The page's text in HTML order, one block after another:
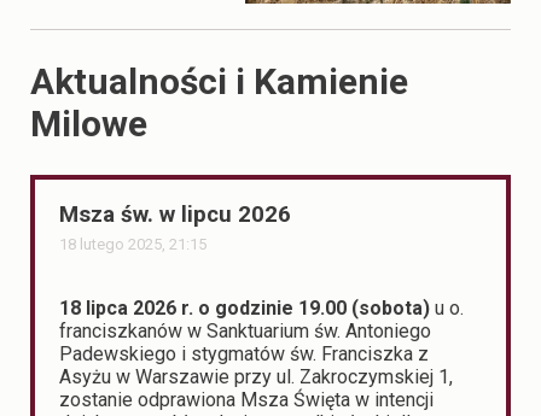
Aktualności i Kamienie
Milowe
Msza św. w lipcu 2026
18 lutego 2025, 21:15
18 lipca 2026 r. o godzinie 19.00 (sobota) u o.
franciszkanów w Sanktuarium św. Antoniego
Padewskiego i stygmatów św. Franciszka z
Asyżu w Warszawie przy ul. Zakroczymskiej 1,
zostanie odprawiona Msza Święta w intencji